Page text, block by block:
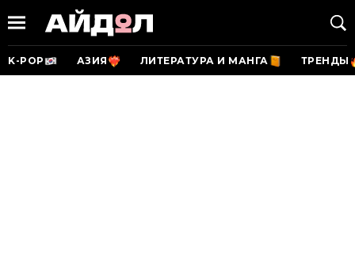
K-POP АЗИЯ ЛИТЕРАТУРА И МАНГА ТРЕНДЫ